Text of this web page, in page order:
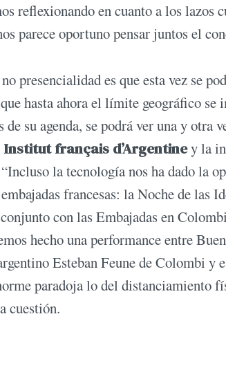
reflexionando en cuanto a los lazos
parece oportuno pensar juntos el
presencialidad es que esta vez se
hasta ahora el límite geográfico
de su agenda, se podrá ver una y
Institut français d’Argentiney la
la tecnología nos ha dado la
francesas: la Noche de las
con las Embajadas en
hecho una performance entre
Esteban Feune de Colombi
paradoja lo del distanciamiento
cuestión.